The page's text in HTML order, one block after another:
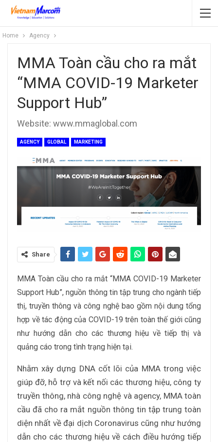
Home Agency
MMA Toàn cầu cho ra mắt
“MMA COVID-19 Marketer
Support Hub”
Website: www.mmaglobal.com
AGENCY GLOBAL MARKETING
Share
MMA Toàn cầu cho ra mắt “MMA COVID-19 Marketer
Support Hub”, nguồn thông tin tập trung cho ngành tiếp
thị, truyền thông và công nghệ bao gồm nội dung tổng
hợp về tác động của COVID-19 trên toàn thế giới cũng
như hướng dẫn cho các thương hiệu về tiếp thị và
quảng cáo trong tình trạng hiện tại.
Nhằm xây dựng DNA cốt lõi của MMA trong việc
giúp đỡ, hỗ trợ và kết nối các thương hiệu, công ty
truyền thông, nhà công nghệ và agency, MMA toàn
cầu đã cho ra mắt nguồn thông tin tập trung toàn
diện nhất về đại dịch Coronavirus cũng như hướng
dẫn cho các thương hiệu về cách điều hướng tiếp